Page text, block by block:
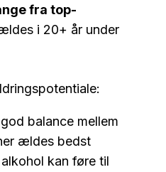
fra top-
i 20+ år under
balance mellem
ældes bedst
kan føre til